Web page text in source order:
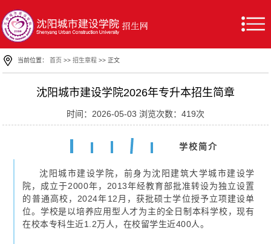
当前位置：首页 >>招生章程 >> 正文
沈阳城市建设学院2026年专升本招生简章
时间：2026-05-03 浏览次数： 419次
学校简介
沈阳城市建设学院，前身为沈阳建筑大学城市建设学
院，成立于2000年，2013年经教育部批准转设为独立设置
的普通高校，2024年12月，获批硕士学位授予立项建设单
位。学校是以培养应用型人才为主的全日制本科学校，现有
在校本专科生近1.2万人，在校留学生近400人。